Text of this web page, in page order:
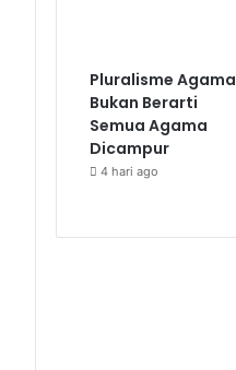
Pluralisme Agama
Bukan Berarti
Semua Agama
Dicampur
4 hari ago